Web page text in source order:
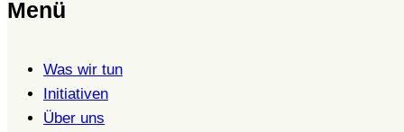
Menü
Was wir tun
Initiativen
Über uns